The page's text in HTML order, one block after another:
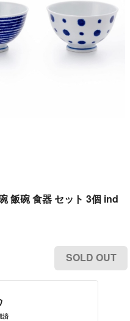
飯碗 食器 セット 3個 ind
SOLD OUT
済